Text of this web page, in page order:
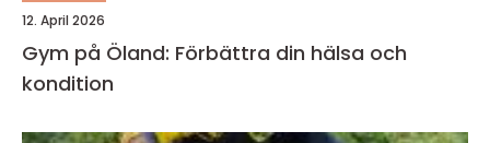
12. April 2026
Gym på Öland: Förbättra din hälsa och
kondition